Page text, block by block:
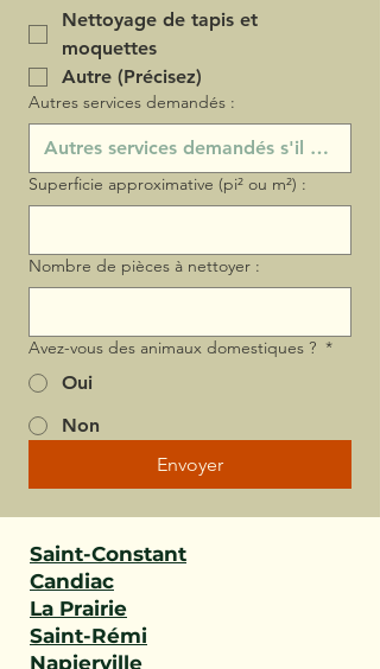
Nettoyage de tapis et
moquettes
Autre (Précisez)
Autres services demandés :
Superficie approximative (pi² ou m²) :
Nombre de pièces à nettoyer :
Avez-vous des animaux domestiques ? *
Oui
Non
Envoyer
Saint-Constant
Candiac
La Prairie
Saint-Rémi
Napierville